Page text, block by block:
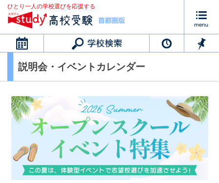
ひとり一人の学校選びを応援する
カレンダー
説明会・イベントカレンダー